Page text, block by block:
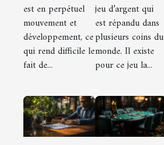
en ligne ?
est en perpétuel
mouvement et
développement, ce
qui rend difficile le
fait de...
jeu d’argent qui
est répandu dans
plusieurs coins du
monde. Il existe
pour ce jeu la...